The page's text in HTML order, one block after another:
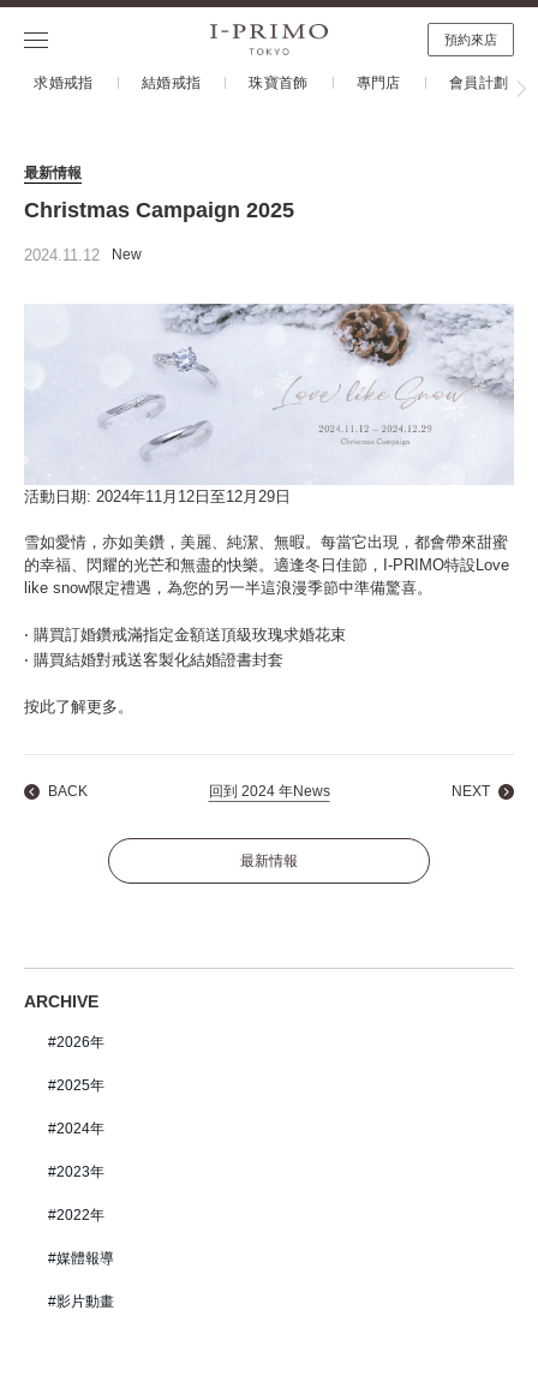
預約來店
求婚戒指 結婚戒指 珠寶首飾 專門店 會員計劃
最新情報
Christmas Campaign 2025
2024.11.12 New
活動日期: 2024年11月12日至12月29日
雪如愛情，亦如美鑽，美麗、純潔、無暇。每當它出現，都會帶來甜蜜
的幸福、閃耀的光芒和無盡的快樂。適逢冬日佳節，I-PRIMO特設Love
like snow限定禮遇，為您的另一半這浪漫季節中準備驚喜。
‧ 購買訂婚鑽戒滿指定金額送頂級玫瑰求婚花束
‧ 購買結婚對戒送客製化結婚證書封套
按此了解更多 。
BACK 回到 2024 年News NEXT
最新情報
ARCHIVE
2026年
2025年
2024年
2023年
2022年
媒體報導
影片動畫